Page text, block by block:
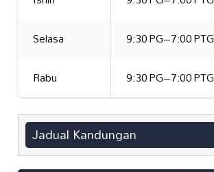
Selasa
9:30 PG–7:00 PTG
Rabu
9:30 PG–7:00 PTG
Jadual Kandungan